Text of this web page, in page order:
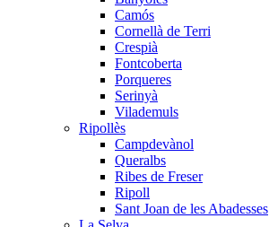
Camós
Cornellà de Terri
Crespià
Fontcoberta
Porqueres
Serinyà
Vilademuls
Ripollès
Campdevànol
Queralbs
Ribes de Freser
Ripoll
Sant Joan de les Abadesses